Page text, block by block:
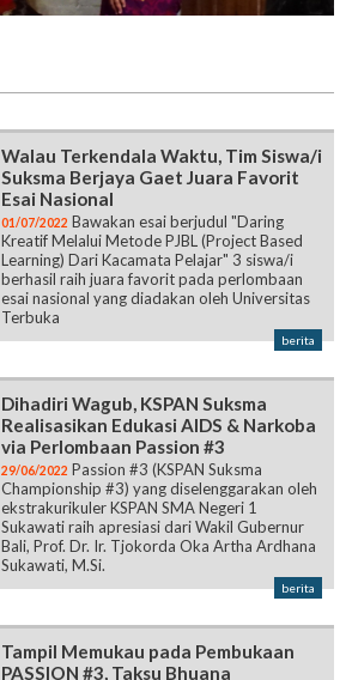
Walau Terkendala Waktu, Tim Siswa/i
Suksma Berjaya Gaet Juara Favorit
Esai Nasional
01/07/2022 Bawakan esai berjudul "Daring
Kreatif Melalui Metode PJBL (Project Based
Learning) Dari Kacamata Pelajar" 3 siswa/i
berhasil raih juara favorit pada perlombaan
esai nasional yang diadakan oleh Universitas
Terbuka
berita
Dihadiri Wagub, KSPAN Suksma
Realisasikan Edukasi AIDS & Narkoba
via Perlombaan Passion #3
29/06/2022 Passion #3 (KSPAN Suksma
Championship #3) yang diselenggarakan oleh
ekstrakurikuler KSPAN SMA Negeri 1
Sukawati raih apresiasi dari Wakil Gubernur
Bali, Prof. Dr. Ir. Tjokorda Oka Artha Ardhana
Sukawati, M.Si.
berita
Tampil Memukau pada Pembukaan
PASSION #3, Taksu Bhuana